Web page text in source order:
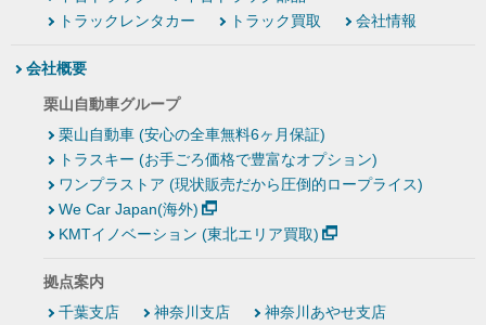
トラックレンタカー
トラック買取 会社情報
会社概要
栗山自動車グループ
栗山自動車 (安心の全車無料6ヶ月保証)
トラスキー (お手ごろ価格で豊富なオプション)
ワンプラストア (現状販売だから圧倒的ロープライス)
We Car Japan(海外)
KMTイノベーション (東北エリア買取)
拠点案内
千葉支店
神奈川支店
神奈川あやせ支店